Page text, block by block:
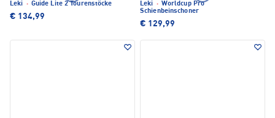
Leki · Guide Lite 2 Tourenstöcke
€ 134,99
Leki · Worldcup Pro
Schienbeinschoner
€ 129,99